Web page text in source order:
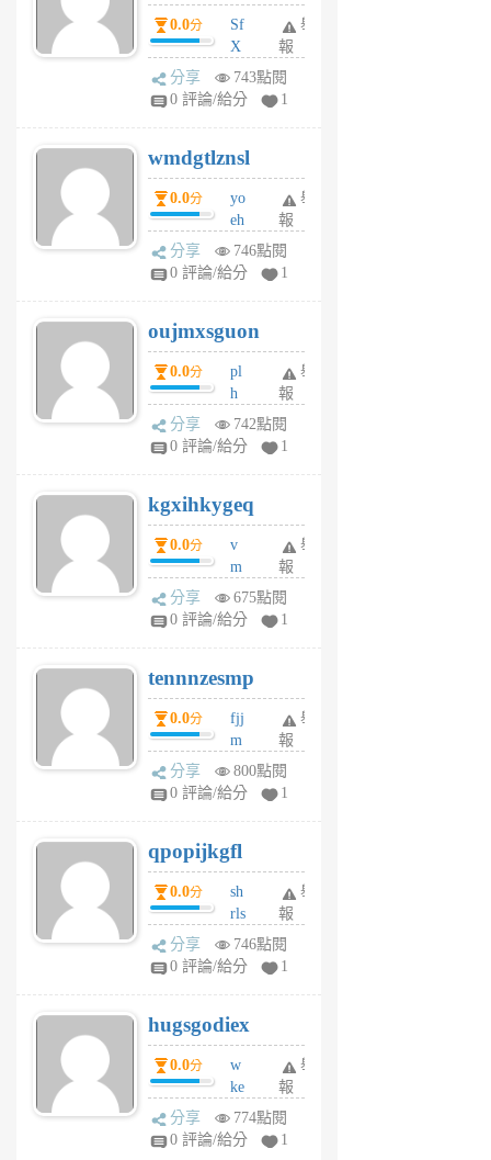
前
dY0.0分
Sf
X
Pe
Jc
R
P
m
v
A
V
個
月
前
舉
報
分享
743點閱
0 評論/給分
1
wmdgtlznsl
0.0分
yo
eh
ld
gy
個
月
前
舉
報
分享
746點閱
0 評論/給分
1
oujmxsguon
0.0分
pl
h
wi
w
6
個
月
前
舉
報
分享
742點閱
0 評論/給分
1
kgxihkygeq
0.0分
v
m
sg
sr
6
個
月
前
舉
報
分享
675點閱
0 評論/給分
1
tennnzesmp
0.0分
fjj
m
w
rs
6
個
月
前
舉
報
分享
800點閱
0 評論/給分
1
qpopijkgfl
0.0分
sh
rls
k
m
6
個
月
前
舉
報
分享
746點閱
0 評論/給分
1
hugsgodiex
0.0分
w
ke
rv
pj
舉
報
分享
774點閱
0 評論/給分
1